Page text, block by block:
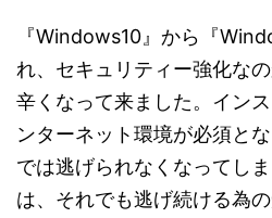
『Windows10』から『
れ、セキュリティー強化な
辛くなって来ました。イン
ンターネット環境が必須と
では逃げられなくなってし
は、それでも逃げ続ける為